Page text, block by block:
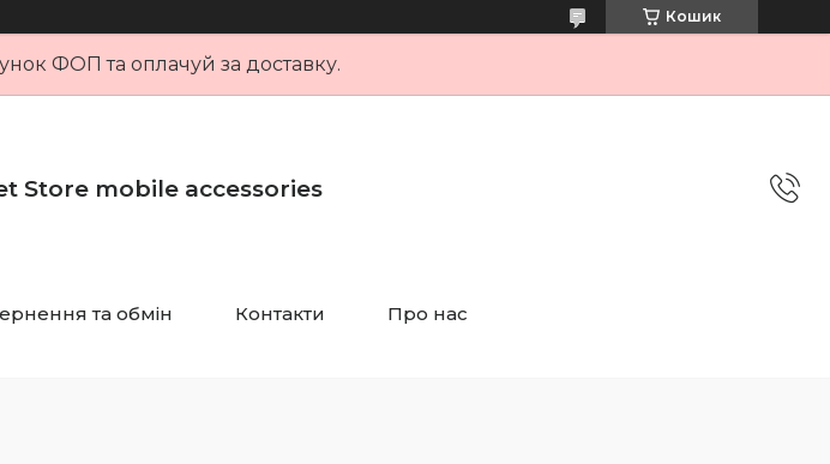
Кошик
ФОП та оплачуй за доставку.
Store mobile accessories
та обмін Контакти Про нас